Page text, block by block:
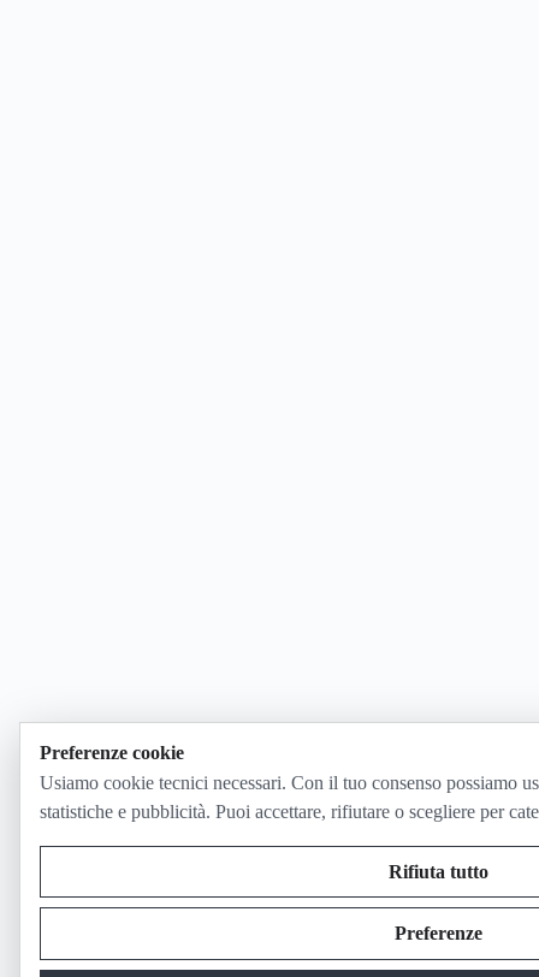
Preferenze cookie
Usiamo cookie tecnici necessari. Con il tuo consenso possiamo
statistiche e pubblicità. Puoi accettare, rifiutare o scegliere per
Rifiuta tutto
Preferenze